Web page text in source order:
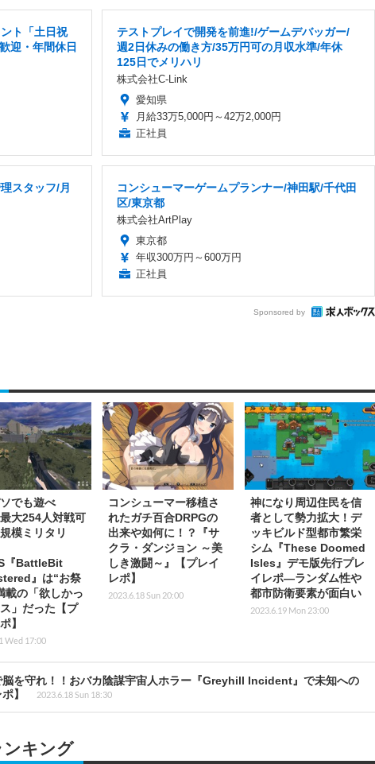
ト「土日祝
迎・年間休日
テストプレイで開発を前進!/ゲームデバッガー/
週2日休みの働き方/35万円可の月収水準/年休
125日でメリハリ
株式会社C-Link
愛知県
月給33万5,000円～42万2,000円
正社員
スタッフ/月
コンシューマーゲームプランナー/神田駅/千代田
区/東京都
株式会社ArtPlay
東京都
年収300万円～600万円
正社員
Sponsored by
でも遊べ
大254人対戦可
模ミリタリ
『BattleBit
』は“お祭
載の「欲しかっ
」だった【プ
】
Wed 17:00
コンシューマー移植さ
れたガチ百合DRPGの
出来や如何に！？『サ
クラ・ダンジョン ～美
しき激闘～』【プレイ
レポ】
2023.6.18 Sun 20:00
神になり周辺住民を信
者として勢力拡大！デ
ッキビルド型都市繁栄
シム『These Doomed
Isles』デモ版先行プレ
イレポ―ランダム性や
都市防衛要素が面白い
2023.6.19 Mon 23:00
脳を守れ！！おバカ陰謀宇宙人ホラー『Greyhill Incident』で未知への
】
2023.6.18 Sun 18:30
ンキング